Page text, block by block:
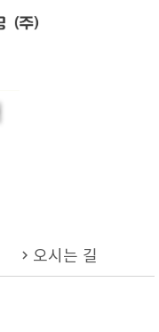
chevron_right 오시는 길